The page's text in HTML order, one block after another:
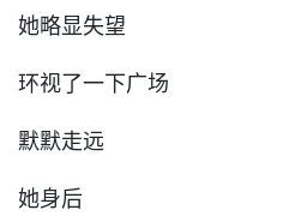
她略显失望
环视了一下广场
默默走远
她身后